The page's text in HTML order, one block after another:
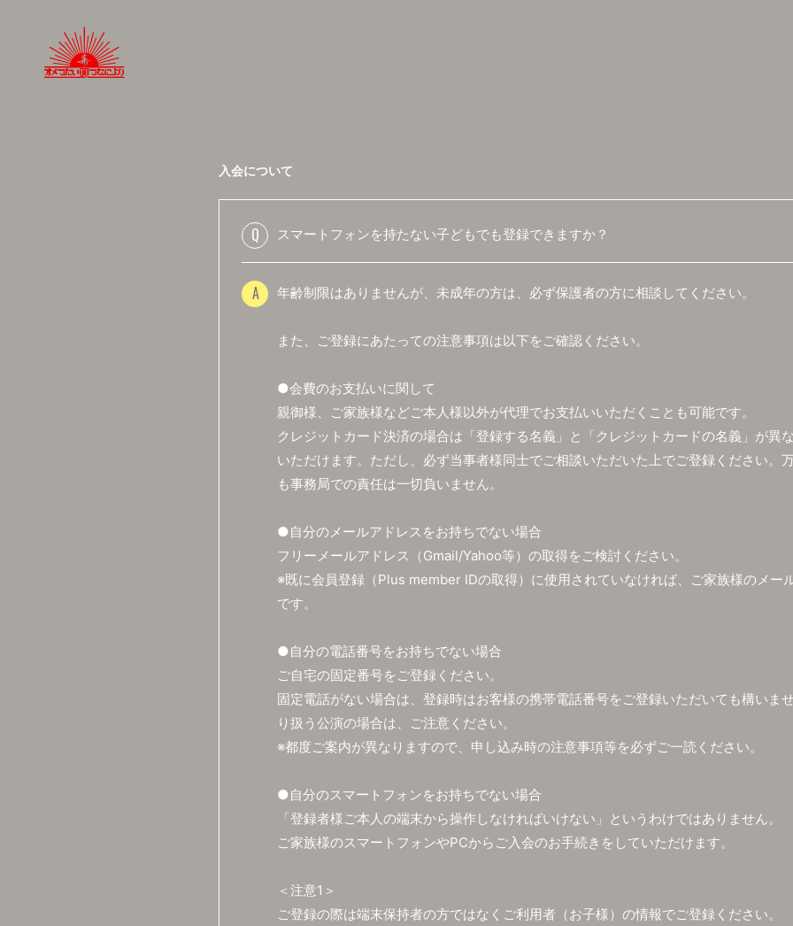
入会について
Q スマートフォンを持たない子どもでも登録できますか？
A 年齢制限はありませんが、未成年の方は、必ず保護者の方に相談してください。
また、ご登録にあたっての注意事項は以下をご確認ください。
●会費のお支払いに関して
親御様、ご家族様などご本人様以外が代理でお支払いいただくことも可能です。
クレジットカード決済の場合は「登録する名義」と「クレジットカードの名義」が異
いただけます。ただし、必ず当事者様同士でご相談いただいた上でご登録ください。
も事務局での責任は一切負いません。
●自分のメールアドレスをお持ちでない場合
フリーメールアドレス（Gmail/Yahoo等）の取得をご検討ください。
※既に会員登録（Plus member IDの取得）に使用されていなければ、ご家族様のメー
です。
●自分の電話番号をお持ちでない場合
ご自宅の固定番号をご登録ください。
固定電話がない場合は、登録時はお客様の携帯電話番号をご登録いただいても構いま
り扱う公演の場合は、ご注意ください。
※都度ご案内が異なりますので、申し込み時の注意事項等を必ずご一読ください。
●自分のスマートフォンをお持ちでない場合
「登録者様ご本人の端末から操作しなければいけない」というわけではありません。
ご家族様のスマートフォンやPCからご入会のお手続きをしていただけます。
＜注意1＞
ご登録の際は端末保持者の方ではなくご利用者（お子様）の情報でご登録ください。